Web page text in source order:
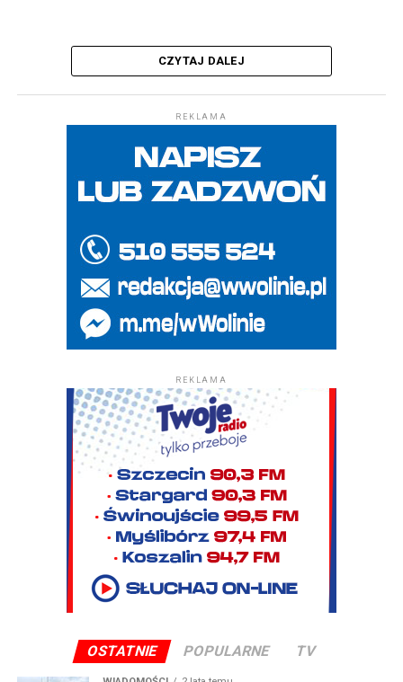
CZYTAJ DALEJ
REKLAMA
REKLAMA
OSTATNIE POPULARNE TV